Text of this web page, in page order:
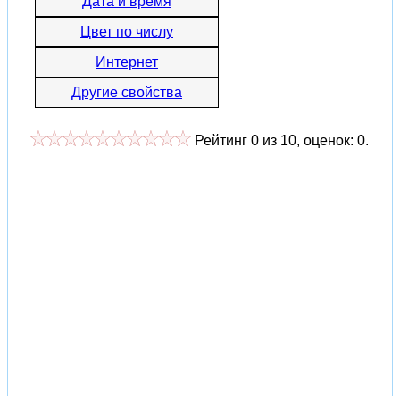
Цвет по числу
Интернет
Другие свойства
Рейтинг 0 из 10, оценок: 0.